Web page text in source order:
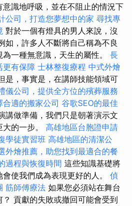
識地呼吸，並在不阻止的情況下
公司，打造您夢想中的家 尋找專
對於一個有燈具的男人來說，沒
如，許多人不斷將自己稱為不良
一種無意識，天生的屬性。 長
更有保障 士林整復療程 中式外燴
是，事實是，在講師技能領域可
儀公司，提供全方位的殯葬服務
適的搬家公司 谷歌SEO的最佳
講做準備，我們只是朝著演示文
的一步。 高雄地區台胞證申請
學徒實習班 高雄地區的清潔公
外燴推薦，助您找到最適合的餐
過程與恢復時間 這些知識基礎將
使我們成為表現更好的人。 偵
筋師傅療法 如果您必須站在舞台
貢獻的失敗或撤回可能會受到